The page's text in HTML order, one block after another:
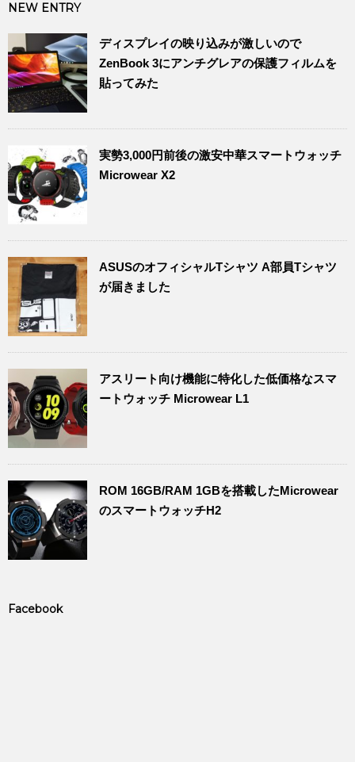
NEW ENTRY
ディスプレイの映り込みが激しいので
ZenBook 3にアンチグレアの保護フィルムを
貼ってみた
実勢3,000円前後の激安中華スマートウォッチ
Microwear X2
ASUSのオフィシャルTシャツ A部員Tシャツ
が届きました
アスリート向け機能に特化した低価格なスマ
ートウォッチ Microwear L1
ROM 16GB/RAM 1GBを搭載したMicrowear
のスマートウォッチH2
Facebook